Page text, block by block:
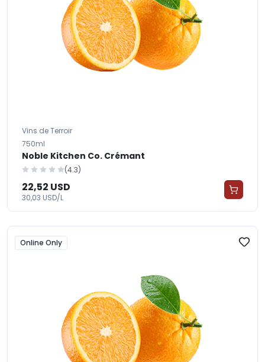
Vins de Terroir
750ml
Noble Kitchen Co. Crémant
(4.3)
22,52 USD
30,03 USD/L
Online Only